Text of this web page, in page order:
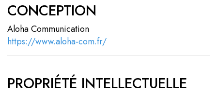
CONCEPTION
Aloha Communication
https://www.aloha-com.fr/
PROPRIÉTÉ INTELLECTUELLE